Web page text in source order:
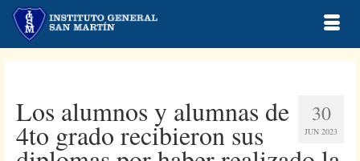
30
JUN 2023
Los alumnos y alumnas de
4to grado recibieron sus